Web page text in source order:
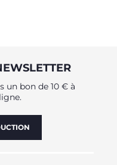
un bon de 10 € à